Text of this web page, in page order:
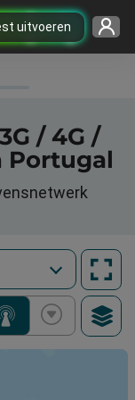
uitvoeren
/ 4G /
Portugal